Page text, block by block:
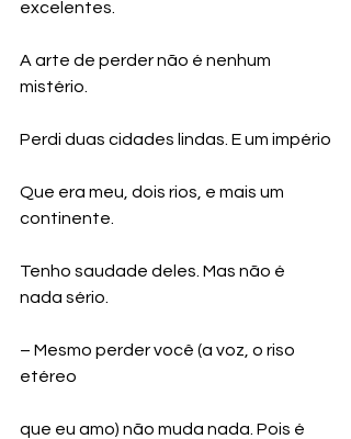
excelentes.
A arte de perder não é nenhum
mistério.
Perdi duas cidades lindas. E um império
Que era meu, dois rios, e mais um
continente.
Tenho saudade deles. Mas não é
nada sério.
– Mesmo perder você (a voz, o riso
etéreo
que eu amo) não muda nada. Pois é